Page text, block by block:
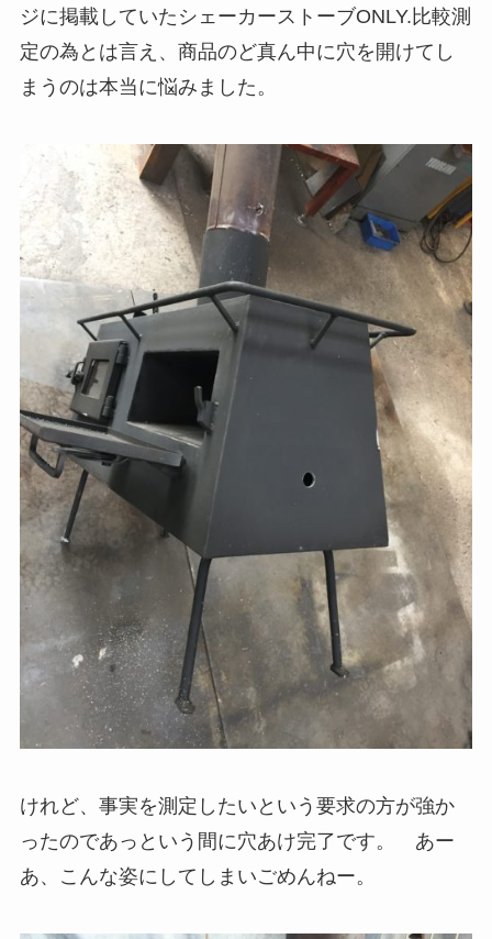
ジに掲載していたシェーカーストーブONLY.比較測
定の為とは言え、商品のど真ん中に穴を開けてし
まうのは本当に悩みました。
けれど、事実を測定したいという要求の方が強か
ったのであっという間に穴あけ完了です。 あー
あ、こんな姿にしてしまいごめんねー。